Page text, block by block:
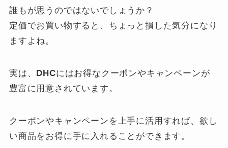
誰もが思うのではないでしょうか？
定価でお買い物すると、ちょっと損した気分になり
ますよね。
実は、 DHCにはお得なクーポンやキャンペーンが
豊富に用意されています。
クーポンやキャンペーンを上手に活用すれば、欲し
い商品をお得に手に入れることができます。